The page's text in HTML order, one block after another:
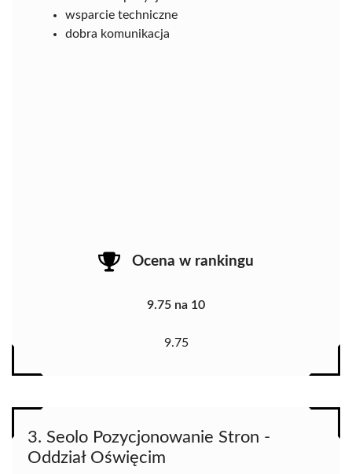
wsparcie techniczne
dobra komunikacja
Ocena w rankingu
9.75 na 10
9.75
3. Seolo Pozycjonowanie Stron -
Oddział Oświęcim